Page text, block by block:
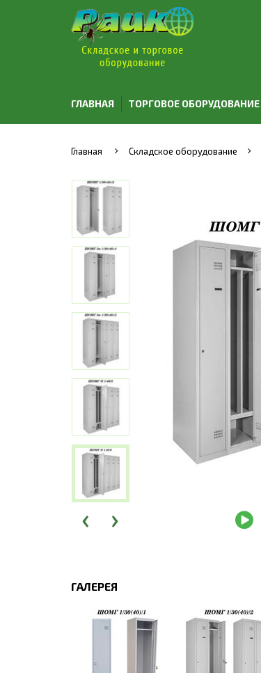
ГЛАВНАЯ ТОРГОВОЕ ОБОРУДОВАНИЕ
Главная Складское оборудование
‹ ›
ГАЛЕРЕЯ